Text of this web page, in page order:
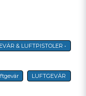
& LUFTPISTOLER •
LUFTGEVÄR